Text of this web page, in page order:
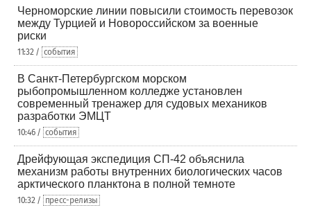
Черноморские линии повысили стоимость перевозок
между Турцией и Новороссийском за военные
риски
11:32 / события
В Санкт-Петербургском морском
рыбопромышленном колледже установлен
современный тренажер для судовых механиков
разработки ЭМЦТ
10:46 / события
Дрейфующая экспедиция СП-42 объяснила
механизм работы внутренних биологических часов
арктического планктона в полной темноте
10:32 / пресс-релизы